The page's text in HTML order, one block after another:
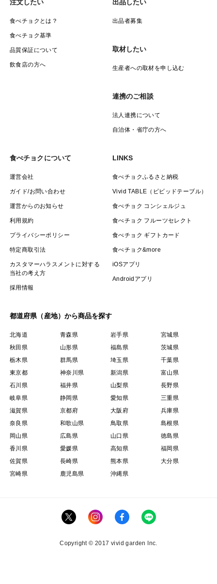
注文したい
食べチョクとは？
食べチョク基準
品質保証について
飲食店の方へ
出品したい
出品者募集
取材したい
生産者への取材を申し込む
連携のご相談
法人連携について
自治体・省庁の方へ
食べチョクについて
運営会社
ガイド/お問い合わせ
運営からのお知らせ
利用規約
プライバシーポリシー
特定商取引法
カスタマーハラスメントに対する
当社の考え方
採用情報
LINKS
食べチョクふるさと納税
Vivid TABLE（ビビッドテーブル）
食べチョク コンシェルジュ
食べチョク フルーツセレクト
食べチョク ギフトカード
食べチョク&more
iOSアプリ
Androidアプリ
都道府県（産地）から商品を探す
北海道 青森県 岩手県
宮城県
秋田県
山形県 福島県
茨城県
栃木県
群馬県 埼玉県
千葉県
東京都
神奈川県 新潟県
富山県
石川県
福井県 山梨県
長野県
岐阜県
静岡県 愛知県
三重県
滋賀県
京都府 大阪府
兵庫県
奈良県
和歌山県 鳥取県
島根県
岡山県
広島県 山口県
徳島県
香川県
愛媛県 高知県
福岡県
佐賀県
長崎県 熊本県
大分県
宮崎県
鹿児島県 沖縄県
Copyright © 2017 vivid garden Inc.